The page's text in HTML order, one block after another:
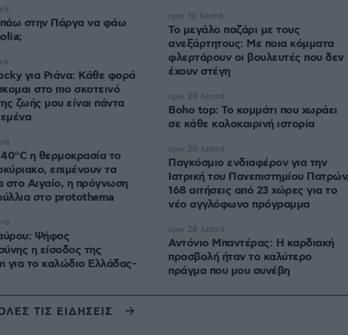
πάω στην Πάργα να φάω
για Ριάνα: Κάθε φορά
στο πιο σκοτεινό
ζωής μου είναι πάντα
εμένα
η θερμοκρασία το
επιμένουν τα
στο Αιγαίο, η πρόγνωση
στο protothema
Ψήφος
η είσοδος της
για το καλώδιο Ελλάδας-
Το μεγάλο παζάρι με τους
ανεξάρτητους: Με ποια κόμματα
φλερτάρουν οι βουλευτές που δεν
έχουν στέγη
πριν 10 λεπτά
Boho top: Το κομμάτι που χωράει
σε κάθε καλοκαιρινή ιστορία
πριν 20 λεπτά
Παγκόσμιο ενδιαφέρον για την
Ιατρική του Πανεπιστημίου
168 αιτήσεις από 23 χώρες για το
νέο αγγλόφωνο πρόγραμμα
πριν 20 λεπτά
Αντόνιο Μπαντέρας: Η καρδιακή
προσβολή ήταν το καλύτερο
πράγμα που μου συνέβη
πριν 28 λεπτά
ΤΙΣ ΕΙΔΗΣΕΙΣ